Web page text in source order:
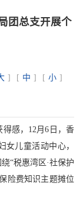
团总支开展个
] [ 中 ] [ 小 ]
感，12月6日，香
女儿童活动中心，
“税惠湾区·社保护
险费知识主题摊位